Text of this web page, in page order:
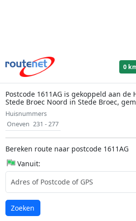
0
Postcode 1611AG is gekoppeld aan
Stede Broec Noord in Stede Broec,
Huisnummers
Oneven 231 - 277
Bereken route naar postcode 1611AG
Vanuit:
Laden...
Zoeken